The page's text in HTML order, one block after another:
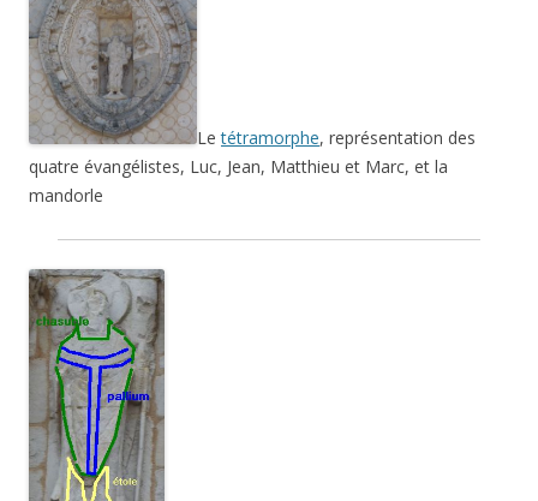
Letétramorphe, représentation des
quatre évangélistes, Luc, Jean, Matthieu et Marc, et la
mandorle